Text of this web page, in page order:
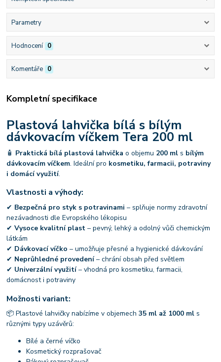
Parametry
Hodnocení 0
Komentáře 0
Kompletní specifikace
Plastová lahvička bílá s bílým
dávkovacím víčkem Tera 200 ml
🧴 Praktická bílá plastová lahvička o objemu 200 ml s bílým
dávkovacím víčkem. Ideální pro kosmetiku, farmacii, potraviny
i domácí využití.
Vlastnosti a výhody:
✔ Bezpečná pro styk s potravinami – splňuje normy zdravotní
nezávadnosti dle Evropského lékopisu
✔Vysoce kvalitní plast – pevný, lehký a odolný vůči chemickým
látkám
✔ Dávkovací víčko – umožňuje přesné a hygienické dávkování
✔ Neprůhledné provedení– chrání obsah před světlem
✔ Univerzální využití– vhodná pro kosmetiku, farmacii,
domácnost i potraviny
Možnosti variant:
📦 Plastové lahvičky nabízíme v objemech35 ml až 1000 ml s
různými typy uzávěrů:
Bílé a černé víčko
Kosmetický rozprašovač